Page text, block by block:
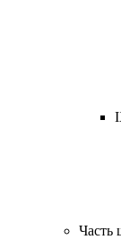
Часть